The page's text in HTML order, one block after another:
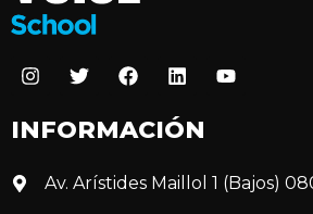
INFORMACIÓN
Av. Arístides Maillol 1 (Bajos)